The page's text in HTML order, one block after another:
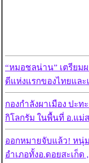
“หมอชลน่าน” เตรียม
ดีแห่งแรกของไทยและ
กองกำลังผาเมือง ปะ
กิโลกรัม ในพื้นที่ อ.แม่
ออกหมายจับแล้ว! หนุ่
อำเภอทั้งอ.ดอยสะเก็